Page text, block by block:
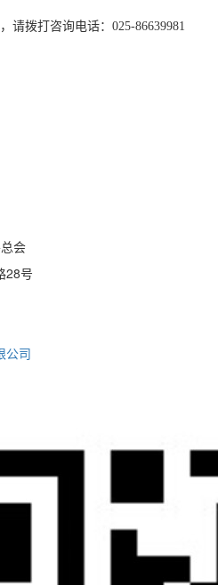
请拨打咨询电话：025-86639981
会
28号
公司